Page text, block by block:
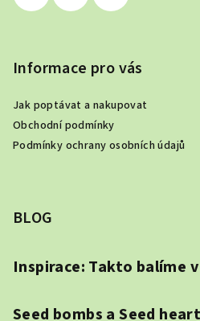
Informace pro vás
Jak poptávat a nakupovat
Obchodní podmínky
Podmínky ochrany osobních údajů
BLOG
Inspirace: Takto balíme
Seed bombs a Seed